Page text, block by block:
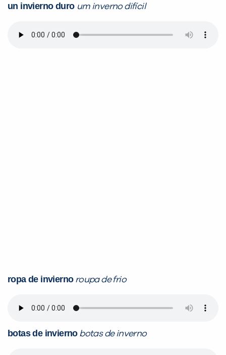
un invierno duro um inverno difícil
ropa de invierno roupa de frio
botas de invierno botas de inverno